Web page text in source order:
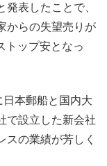
表したことで、
からの失望売りが
トップ安となっ
本郵船と国内大
で設立した新会社
スの業績が芳しく